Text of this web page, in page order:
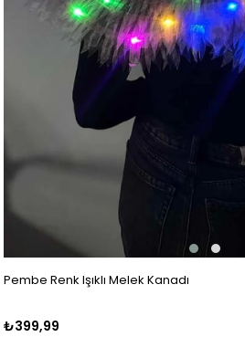
Pembe Renk Işıklı Melek Kanadı
₺399,99